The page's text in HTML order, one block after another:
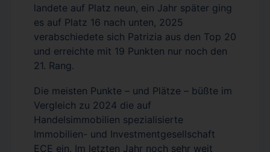
landete auf Platz neun, ein Jahr später ging
es auf Platz 16 nach unten, 2025
verabschiedete sich Patrizia aus den Top 20
und erreichte mit 19 Punkten nur noch den
21. Rang.
Die meisten Punkte – und Plätze – büßte im
Vergleich zu 2024 die auf
Handelsimmobilien spezialisierte
Immobilien- und Investmentgesellschaft
ECE ein. Im letzten Jahr noch sehr weit